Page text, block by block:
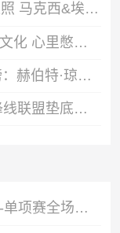
保持专注！76人官方晒球队训练照 马克西&埃奇库姆在列
希罗：期待在雄鹿建立良好球队文化 心里憋着劲去证明自己
2021年选秀球员生涯总抢断数榜：赫伯特·琼斯第一 申京第四
美记：湖人透支未来换凯斯勒 锋线联盟垫底无力补强
WNBA全明星单项赛投篮之星-单项赛全场录像